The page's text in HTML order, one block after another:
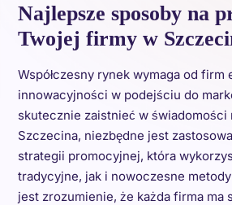
Najlepsze sposoby na
Twojej firmy w
Współczesny rynek wymaga od firm
innowacyjności w podejściu do
skutecznie zaistnieć w świadomości
Szczecina, niezbędne jest
strategii promocyjnej, która
tradycyjne, jak i nowoczesne
jest zrozumienie, że każda firma ma